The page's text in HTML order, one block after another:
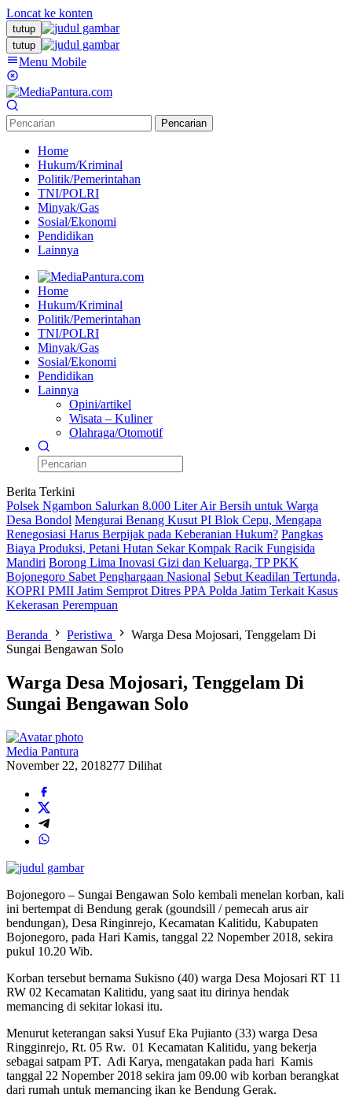
Loncat ke konten
tutup
tutup
Menu Mobile
Pencarian
Home
Hukum/Kriminal
Politik/Pemerintahan
TNI/POLRI
Minyak/Gas
Sosial/Ekonomi
Pendidikan
Lainnya
Home
Hukum/Kriminal
Politik/Pemerintahan
TNI/POLRI
Minyak/Gas
Sosial/Ekonomi
Pendidikan
Lainnya
Opini/artikel
Wisata – Kuliner
Olahraga/Otomotif
Berita Terkini
Polsek Ngambon Salurkan 8.000 Liter Air Bersih untuk Warga
Desa Bondol Mengurai Benang Kusut PI Blok Cepu, Mengapa
Renegosiasi Harus Berpijak pada Keberanian Hukum? Pangkas
Biaya Produksi, Petani Hutan Sekar Kompak Racik Fungisida
Mandiri Borong Lima Inovasi Gizi dan Keluarga, TP PKK
Bojonegoro Sabet Penghargaan Nasional Sebut Keadilan Tertunda,
KOPRI PMII Jatim Semprot Ditres PPA Polda Jatim Terkait Kasus
Kekerasan Perempuan
Beranda Peristiwa
Warga Desa Mojosari, Tenggelam Di
Sungai Bengawan Solo
Warga Desa Mojosari, Tenggelam Di
Sungai Bengawan Solo
Media Pantura
November 22, 2018277 Dilihat
Bojonegoro – Sungai Bengawan Solo kembali menelan korban, kali
ini bertempat di Bendung gerak (goundsill / pemecah arus air
bendungan), Desa Ringinrejo, Kecamatan Kalitidu, Kabupaten
Bojonegoro, pada Hari Kamis, tanggal 22 Nopember 2018, sekira
pukul 10.20 Wib.
Korban tersebut bernama Sukisno (40) warga Desa Mojosari RT 11
RW 02 Kecamatan Kalitidu, yang saat itu dirinya hendak
memancing di sekitar lokasi itu.
Menurut keterangan saksi Yusuf Eka Pujianto (33) warga Desa
Ringginrejo, Rt. 05 Rw. 01 Kecamatan Kalitidu, yang bekerja
sebagai satpam PT. Adi Karya, mengatakan pada hari Kamis
tanggal 22 Nopember 2018 sekira jam 09.00 wib korban berangkat
dari rumah untuk memancing ikan ke Bendung Gerak.